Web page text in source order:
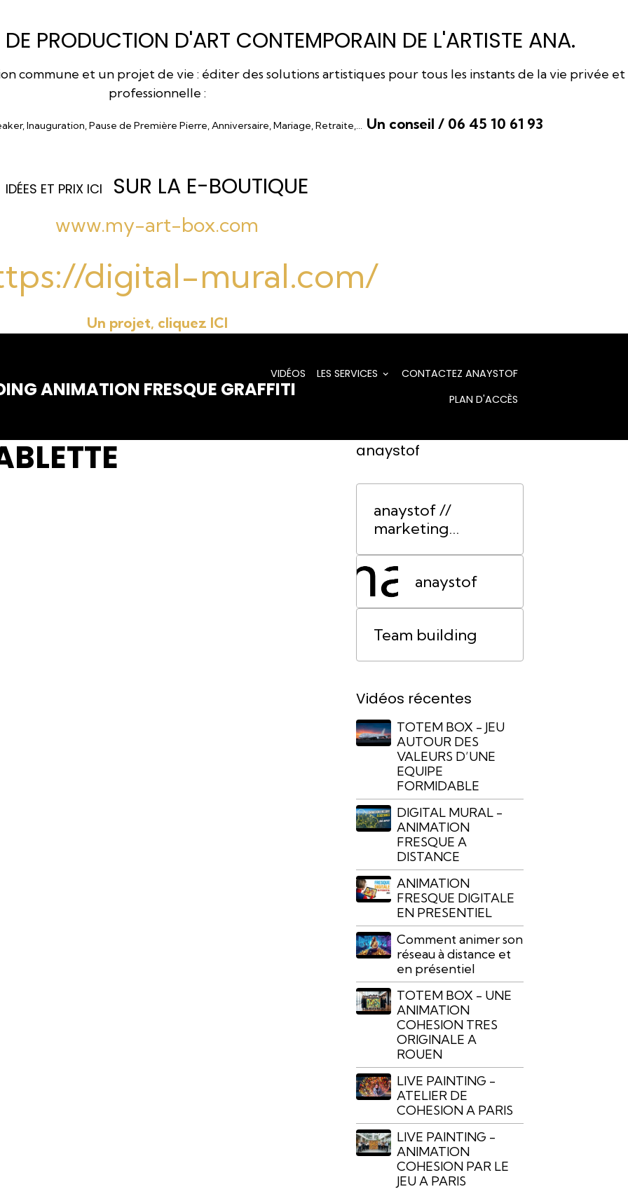
PRODUCTION D'ART CONTEMPORAIN DE L'ARTISTE ANA.
commune et un projet de vie : éditer des solutions artistiques pour tous les instants de la vie privée et
professionnelle :
Inauguration, Pause de Première Pierre, Anniversaire, Mariage, Retraite,… Un conseil / 06 45 10 61 93
IDÉES ET PRIX ICI SUR LA E-BOUTIQUE
www.my-art-box.com
digital-mural.com/
Un projet, cliquez ICI
ANIMATION FRESQUE GRAFFITI
VIDÉOS LES SERVICES
CONTACTEZ ANAYSTOF
PLAN D'ACCÈS
anaystof
anaystof //
marketing
Lyon
anaystof
Team building
Vidéos récentes
TOTEM BOX - JEU
AUTOUR DES
VALEURS D’UNE
EQUIPE
FORMIDABLE
DIGITAL MURAL -
ANIMATION
FRESQUE A
DISTANCE
ANIMATION
FRESQUE DIGITALE
EN PRESENTIEL
Comment animer son
réseau à distance et
en présentiel
TOTEM BOX - UNE
ANIMATION
COHESION TRES
ORIGINALE A
ROUEN
LIVE PAINTING -
ATELIER DE
COHESION A PARIS
LIVE PAINTING -
ANIMATION
COHESION PAR LE
JEU A PARIS